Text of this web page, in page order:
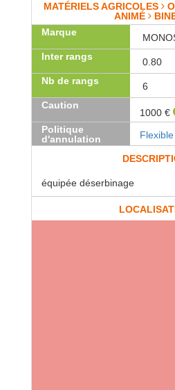
MATÉRIELS AGRICOLES
ANIMÉ
Marque
Inter rangs
0.80
Nb de rangs
6
Caution
1000 €
Politique
d'annulation
Flexible
équipée déserbinage